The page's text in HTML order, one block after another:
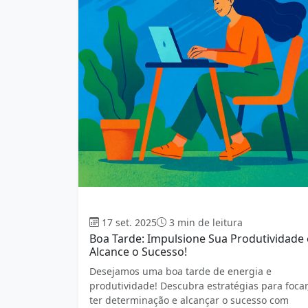
17 set. 2025 3 min de leitura
Boa Tarde: Impulsione Sua Produtividade
Alcance o Sucesso!
Desejamos uma boa tarde de energia e
produtividade! Descubra estratégias para
ter determinação e alcançar o sucesso com